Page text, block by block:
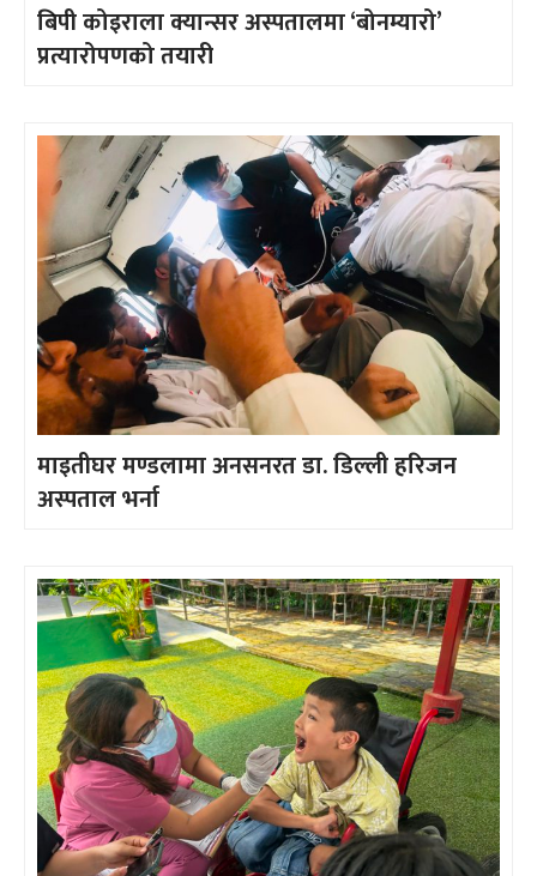
बिपी कोइराला क्यान्सर अस्पतालमा ‘बोनम्यारो’
प्रत्यारोपणको तयारी
माइतीघर मण्डलामा अनसनरत डा. डिल्ली हरिजन
अस्पताल भर्ना